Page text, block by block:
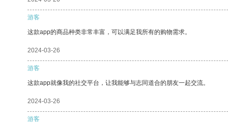
游客
这款app的商品种类非常丰富，可以满足我所有的购物需求。
2024-03-26
游客
这款app就像我的社交平台，让我能够与志同道合的朋友一起交流。
2024-03-26
游客